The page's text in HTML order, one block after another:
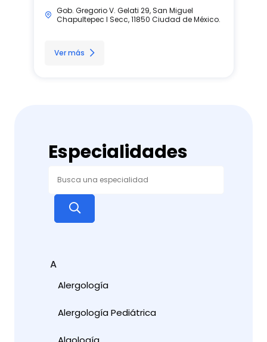
Gob. Gregorio V. Gelati 29, San Miguel
Chapultepec I Secc, 11850 Ciudad de México.
Ver más
Especialidades
A
Alergología
Alergología Pediátrica